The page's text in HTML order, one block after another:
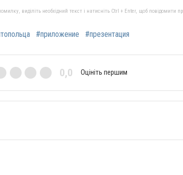
виділіть необхідний текст і натисніть Ctrl + Enter, щоб повідомити
#приложение #презентация
0,0 Оцініть першим